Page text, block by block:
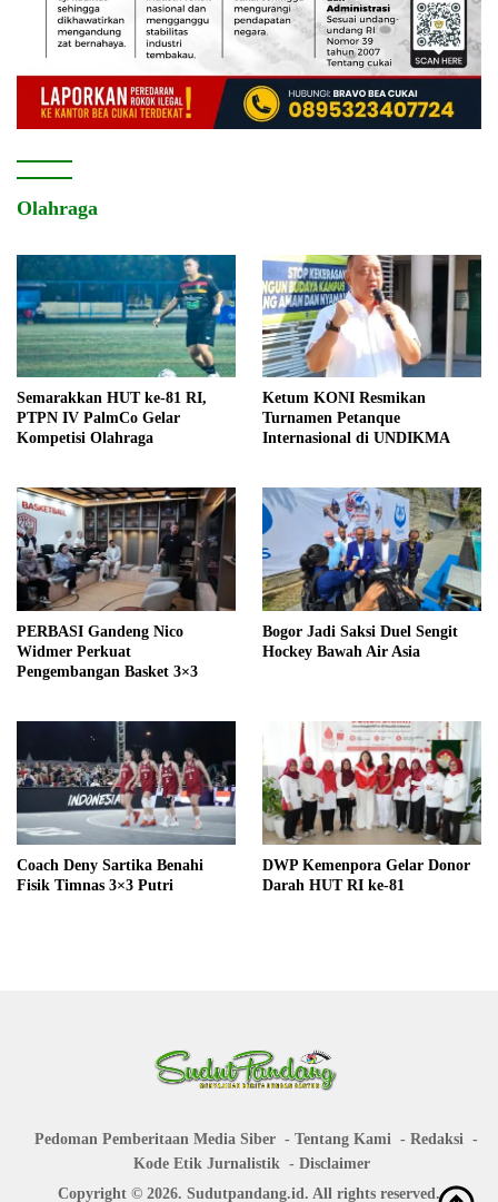
Olahraga
Semarakkan HUT ke-81 RI,
PTPN IV PalmCo Gelar
Kompetisi Olahraga
Ketum KONI Resmikan
Turnamen Petanque
Internasional di UNDIKMA
PERBASI Gandeng Nico
Widmer Perkuat
Pengembangan Basket 3×3
Bogor Jadi Saksi Duel Sengit
Hockey Bawah Air Asia
Coach Deny Sartika Benahi
Fisik Timnas 3×3 Putri
DWP Kemenpora Gelar Donor
Darah HUT RI ke-81
Pedoman Pemberitaan Media Siber Tentang Kami
Redaksi
Kode Etik Jurnalistik
Disclaimer
Copyright © 2026. Sudutpandang.id. All rights reserved.